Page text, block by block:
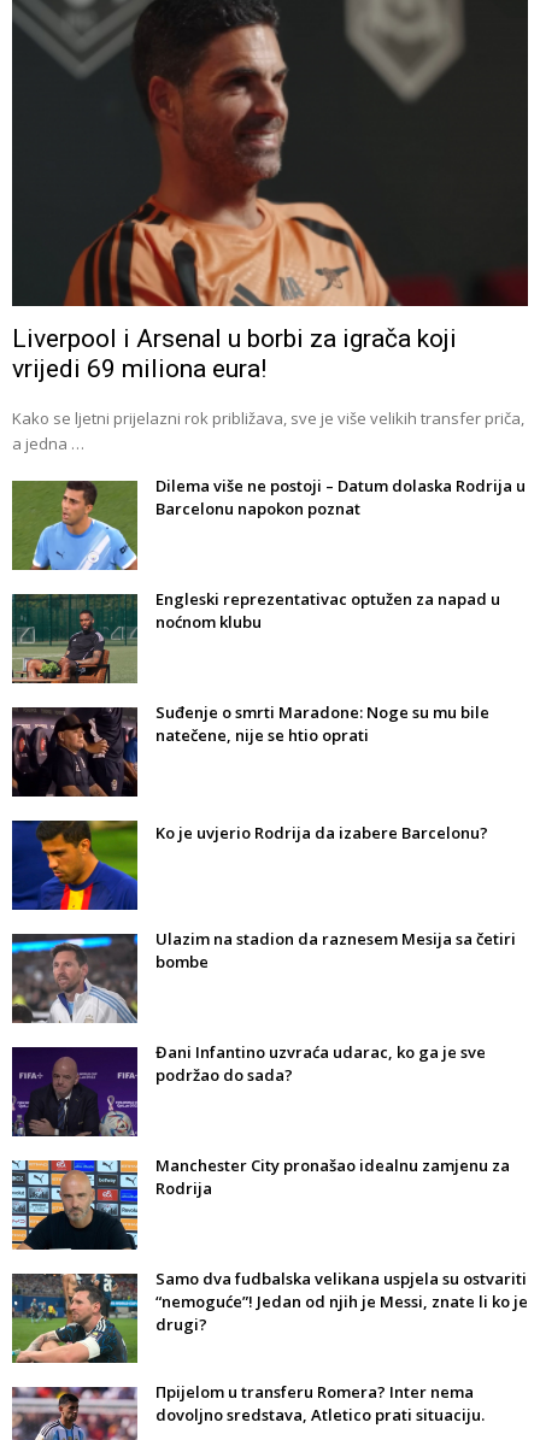
Liverpool i Arsenal u borbi za igrača koji
vrijedi 69 miliona eura!
Kako se ljetni prijelazni rok približava, sve je više velikih transfer priča,
a jedna …
Dilema više ne postoji – Datum dolaska Rodrija u
Barcelonu napokon poznat
Engleski reprezentativac optužen za napad u
noćnom klubu
Suđenje o smrti Maradone: Noge su mu bile
natečene, nije se htio oprati
Ko je uvjerio Rodrija da izabere Barcelonu?
Ulazim na stadion da raznesem Mesija sa četiri
bombe
Đani Infantino uzvraća udarac, ko ga je sve
podržao do sada?
Manchester City pronašao idealnu zamjenu za
Rodrija
Samo dva fudbalska velikana uspjela su ostvariti
“nemoguće”! Jedan od njih je Messi, znate li ko je
drugi?
Прijelom u transferu Romera? Inter nema
dovoljno sredstava, Atletico prati situaciju.